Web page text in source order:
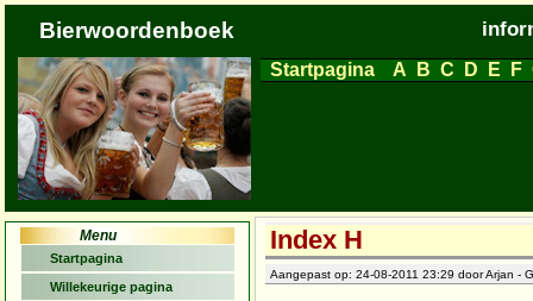
Bierwoordenboek
Startpagina A B C D E F
Menu
Startpagina
Willekeurige pagina
Index H
Aangepast op: 24-08-2011 23:29 door Arjan -